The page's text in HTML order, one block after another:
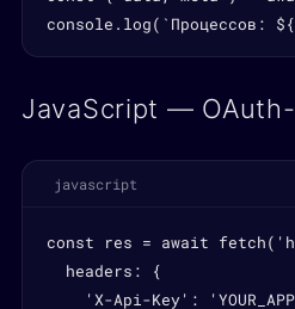
console.log(`Процессов:
JavaScript —
javascript
const res = await
  headers: {
'X-Api-Key':